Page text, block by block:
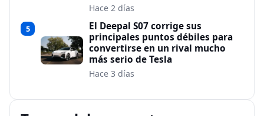
Hace 2 días
5
El Deepal S07 corrige sus
principales puntos débiles para
convertirse en un rival mucho
más serio de Tesla
Hace 3 días